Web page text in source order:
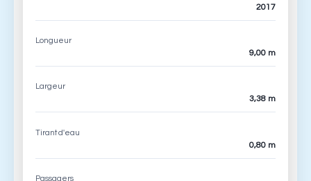
2017
Longueur
9,00 m
Largeur
3,38 m
Tirant d'eau
0,80 m
Passagers